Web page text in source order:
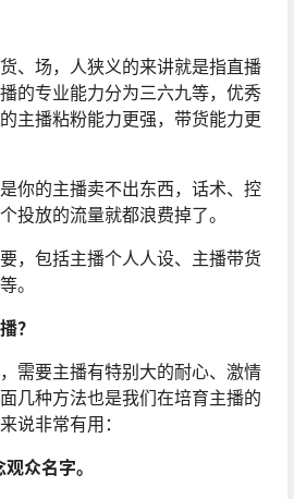
、场，人狭义的来讲就是指直播
的专业能力分为三六九等，优秀
主播粘粉能力更强，带货能力更
你的主播卖不出东西，话术、控
投放的流量就都浪费掉了。
，包括主播个人人设、主播带货
。
？
需要主播有特别大的耐心、激情
几种方法也是我们在培育主播的
说非常有用：
众名字。